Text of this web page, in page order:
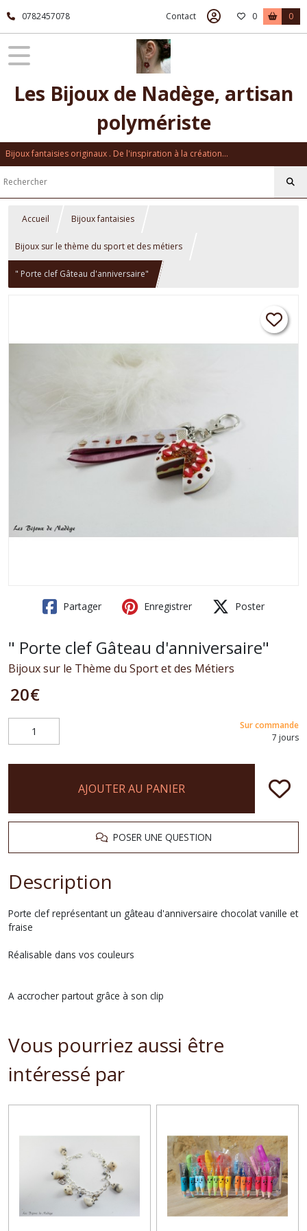
0782457078 Contact 0 0
Les Bijoux de Nadège, artisan
polymériste
Bijoux fantaisies originaux . De l'inspiration à la création...
Accueil Bijoux fantaisies
Bijoux sur le thème du sport et des métiers
" Porte clef Gâteau d'anniversaire"
Partager Enregistrer Poster
" Porte clef Gâteau d'anniversaire"
Bijoux sur le Thème du Sport et des Métiers
20€
Sur commande
7 jours
AJOUTER AU PANIER
POSER UNE QUESTION
Description
Porte clef représentant un gâteau d'anniversaire chocolat vanille et
fraise
Réalisable dans vos couleurs
A accrocher partout grâce à son clip
Vous pourriez aussi être
intéressé par